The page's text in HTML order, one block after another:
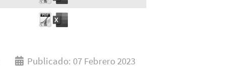
Publicado: 07 Febrero 2023